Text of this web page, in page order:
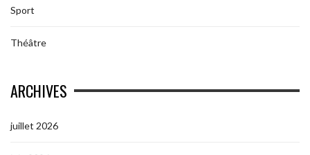
Sport
Théâtre
ARCHIVES
juillet 2026